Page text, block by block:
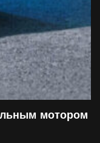
мотором